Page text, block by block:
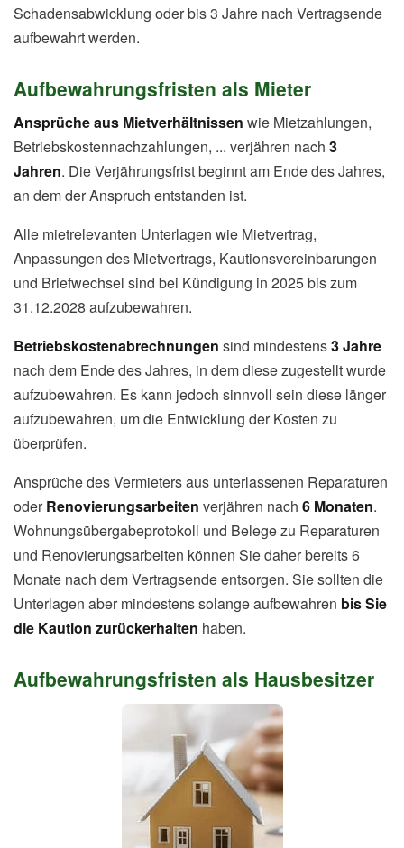
Schadensabwicklung oder bis 3 Jahre nach Vertragsende
aufbewahrt werden.
Aufbewahrungsfristen als Mieter
Ansprüche aus Mietverhältnissen wie Mietzahlungen,
Betriebskostennachzahlungen, ... verjähren nach 3
Jahren. Die Verjährungsfrist beginnt am Ende des Jahres,
an dem der Anspruch entstanden ist.
Alle mietrelevanten Unterlagen wie Mietvertrag,
Anpassungen des Mietvertrags, Kautionsvereinbarungen
und Briefwechsel sind bei Kündigung in 2025 bis zum
31.12.2028 aufzubewahren.
Betriebskostenabrechnungen sind mindestens3 Jahre
nach dem Ende des Jahres, in dem diese zugestellt wurde
aufzubewahren. Es kann jedoch sinnvoll sein diese länger
aufzubewahren, um die Entwicklung der Kosten zu
überprüfen.
Ansprüche des Vermieters aus unterlassenen Reparaturen
oderRenovierungsarbeiten verjähren nach 6 Monaten.
Wohnungsübergabeprotokoll und Belege zu Reparaturen
und Renovierungsarbeiten können Sie daher bereits 6
Monate nach dem Vertragsende entsorgen. Sie sollten die
Unterlagen aber mindestens solange aufbewahren bis Sie
die Kaution zurückerhalten haben.
Aufbewahrungsfristen als Hausbesitzer